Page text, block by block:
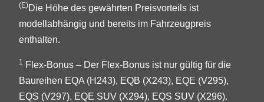
(E)Die Höhe des gewährten Preisvorteils ist
modellabhängig und bereits im Fahrzeugpreis
enthalten.
1
Flex-Bonus – Der Flex-Bonus ist nur gültig für die
Baureihen EQA (H243), EQB (X243), EQE (V295),
EQS (V297), EQE SUV (X294), EQS SUV (X296).